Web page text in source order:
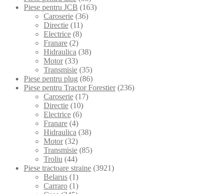
Piese pentru JCB (163)
Caroserie (36)
Directie (11)
Electrice (8)
Franare (2)
Hidraulica (38)
Motor (33)
Transmisie (35)
Piese pentru plug (86)
Piese pentru Tractor Forestier (236)
Caroserie (17)
Directie (10)
Electrice (6)
Franare (4)
Hidraulica (38)
Motor (32)
Transmisie (85)
Troliu (44)
Piese tractoare straine (3921)
Belarus (1)
Carraro (1)